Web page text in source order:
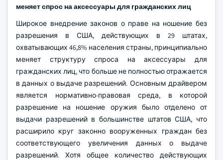
меняет спрос на аксессуары для гражданских лиц
Широкое внедрение законов о праве на ношение без
разрешения в США, действующих в 29 штатах,
охватывающих 46,8% населения страны, принципиально
меняет структуру спроса на аксессуары для
гражданских лиц, что больше не полностью отражается
в данных о выдаче разрешений. Основным драйвером
является нормативно-правовая среда, в которой
разрешение на ношение оружия было отделено от
выдачи разрешений в большинстве штатов США, что
расширило круг законно вооруженных граждан без
соответствующего увеличения данных о выдаче
разрешений. Хотя общее количество действующих